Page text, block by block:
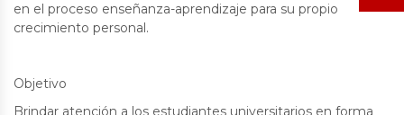
en el proceso enseñanza-aprendizaje para su propio
crecimiento personal.
Objetivo
Brindar atención a los estudiantes universitarios en forma